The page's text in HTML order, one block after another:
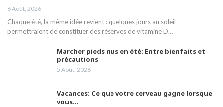
6 Août, 2026
Chaque été, la même idée revient : quelques jours au soleil
permettraient de constituer des réserves de vitamine D…
Marcher pieds nus en été: Entre bienfaits et
précautions
5 Août, 2026
Vacances: Ce que votre cerveau gagne lorsque
vous…